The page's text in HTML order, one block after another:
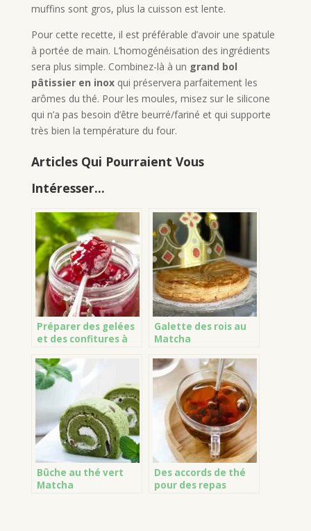
muffins sont gros, plus la cuisson est lente.
Pour cette recette, il est préférable d’avoir une spatule
à portée de main. L’homogénéisation des ingrédients
sera plus simple. Combinez-là à un grand bol
pâtissier en inoxqui préservera parfaitement les
arômes du thé. Pour les moules, misez sur le silicone
qui n’a pas besoin d’être beurré/fariné et qui supporte
très bien la température du four.
Articles Qui Pourraient Vous
Intéresser...
Préparer des gelées
et des confitures à
Galette des rois au
Matcha
Bûche au thé vert
Matcha
Des accords de thé
pour des repas